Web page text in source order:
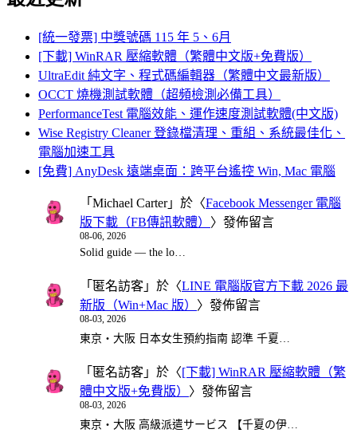
[統一發票] 中獎號碼 115 年 5、6月
[下載] WinRAR 壓縮軟體（繁體中文版+免費版）
UltraEdit 純文字、程式碼編輯器（繁體中文最新版）
OCCT 燒機測試軟體（超頻檢測必備工具）
PerformanceTest 電腦效能、運作速度測試軟體(中文版)
Wise Registry Cleaner 登錄檔清理、重組、系統最佳化、
電腦加速工具
[免費] AnyDesk 遠端桌面：跨平台遙控 Win, Mac 電腦
「 Michael Carter」於〈Facebook Messenger 電腦
版下載（FB傳訊軟體） 〉發佈留言
08-06, 2026
Solid guide — the lo…
「 匿名訪客 」於〈LINE 電腦版官方下載 2026 最
新版（Win+Mac 版） 〉發佈留言
08-03, 2026
東京・大阪 日本女生預約指南 認準 千夏…
「 匿名訪客 」於〈[下載] WinRAR 壓縮軟體（繁
體中文版+免費版） 〉發佈留言
08-03, 2026
東京・大阪 高級派遣サービス 【千夏の伊…